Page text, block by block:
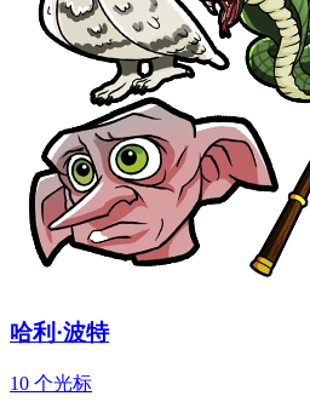
哈利·波特
10 个光标